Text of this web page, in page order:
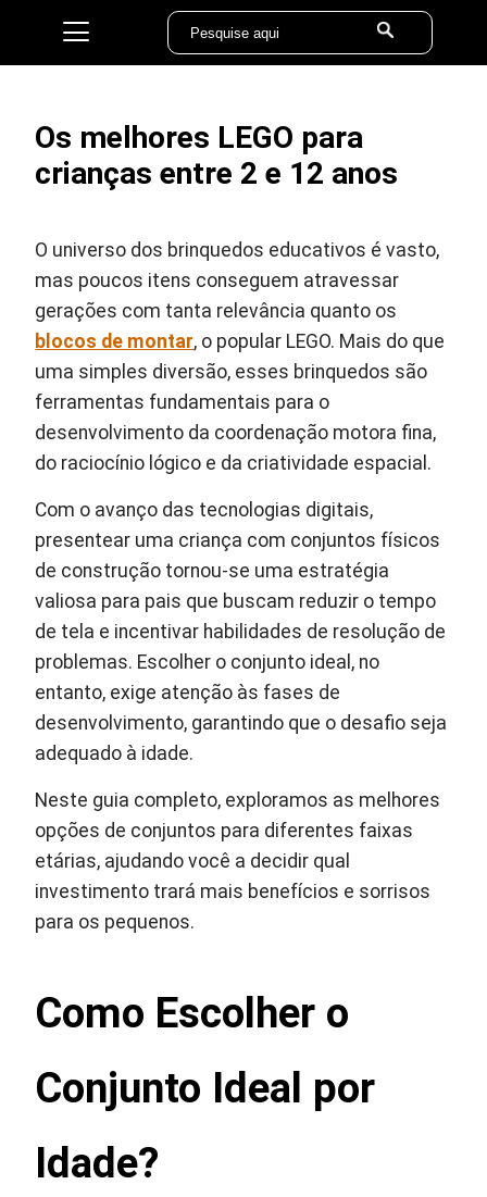
Os melhores LEGO para
crianças entre 2 e 12 anos
O universo dos brinquedos educativos é vasto,
mas poucos itens conseguem atravessar
gerações com tanta relevância quanto os
blocos de montar, o popular LEGO. Mais do que
uma simples diversão, esses brinquedos são
ferramentas fundamentais para o
desenvolvimento da coordenação motora fina,
do raciocínio lógico e da criatividade espacial.
Com o avanço das tecnologias digitais,
presentear uma criança com conjuntos físicos
de construção tornou-se uma estratégia
valiosa para pais que buscam reduzir o tempo
de tela e incentivar habilidades de resolução de
problemas. Escolher o conjunto ideal, no
entanto, exige atenção às fases de
desenvolvimento, garantindo que o desafio seja
adequado à idade.
Neste guia completo, exploramos as melhores
opções de conjuntos para diferentes faixas
etárias, ajudando você a decidir qual
investimento trará mais benefícios e sorrisos
para os pequenos.
Como Escolher o
Conjunto Ideal por
Idade?